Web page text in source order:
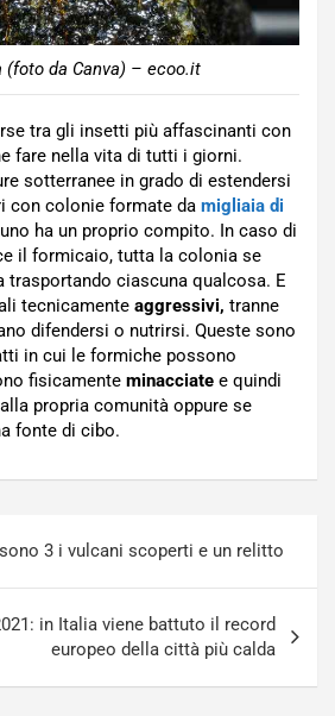
(foto da Canva) – ecoo.it
tra gli insetti più affascinanti con
fare nella vita di tutti i giorni.
sotterranee in grado di estendersi
con colonie formate da migliaia di
ha un proprio compito. In caso di
il formicaio, tutta la colonia se
trasportando ciascuna qualcosa. E
tecnicamente aggressivi, tranne
difendersi o nutrirsi. Queste sono
in cui le formiche possono
fisicamente minacciate e quindi
propria comunità oppure se
fonte di cibo.
3 i vulcani scoperti e un relitto
in Italia viene battuto il record
europeo della città più calda